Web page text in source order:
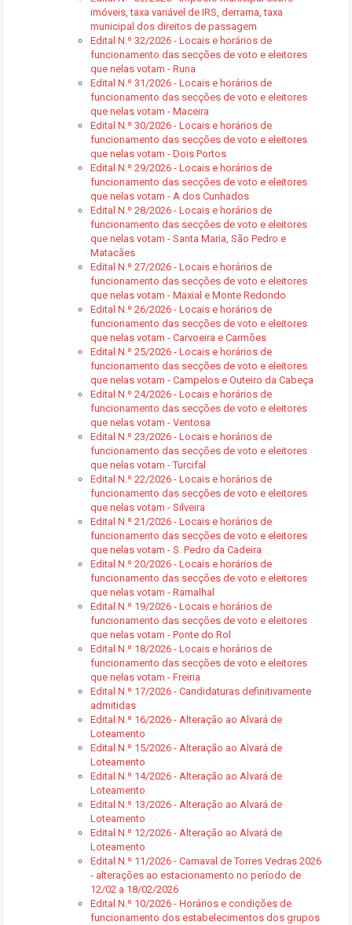
imóveis, taxa variável de IRS, derrama, taxa
municipal dos direitos de passagem
Edital N.º 32/2026 - Locais e horários de
funcionamento das secções de voto e eleitores
que nelas votam - Runa
Edital N.º 31/2026 - Locais e horários de
funcionamento das secções de voto e eleitores
que nelas votam - Maceira
Edital N.º 30/2026 - Locais e horários de
funcionamento das secções de voto e eleitores
que nelas votam - Dois Portos
Edital N.º 29/2026 - Locais e horários de
funcionamento das secções de voto e eleitores
que nelas votam - A dos Cunhados
Edital N.º 28/2026 - Locais e horários de
funcionamento das secções de voto e eleitores
que nelas votam - Santa Maria, São Pedro e
Matacães
Edital N.º 27/2026 - Locais e horários de
funcionamento das secções de voto e eleitores
que nelas votam - Maxial e Monte Redondo
Edital N.º 26/2026 - Locais e horários de
funcionamento das secções de voto e eleitores
que nelas votam - Carvoeira e Carmões
Edital N.º 25/2026 - Locais e horários de
funcionamento das secções de voto e eleitores
que nelas votam - Campelos e Outeiro da Cabeça
Edital N.º 24/2026 - Locais e horários de
funcionamento das secções de voto e eleitores
que nelas votam - Ventosa
Edital N.º 23/2026 - Locais e horários de
funcionamento das secções de voto e eleitores
que nelas votam - Turcifal
Edital N.º 22/2026 - Locais e horários de
funcionamento das secções de voto e eleitores
que nelas votam - Silveira
Edital N.º 21/2026 - Locais e horários de
funcionamento das secções de voto e eleitores
que nelas votam - S. Pedro da Cadeira
Edital N.º 20/2026 - Locais e horários de
funcionamento das secções de voto e eleitores
que nelas votam - Ramalhal
Edital N.º 19/2026 - Locais e horários de
funcionamento das secções de voto e eleitores
que nelas votam - Ponte do Rol
Edital N.º 18/2026 - Locais e horários de
funcionamento das secções de voto e eleitores
que nelas votam - Freiria
Edital N.º 17/2026 - Candidaturas definitivamente
admitidas
Edital N.º 16/2026 - Alteração ao Alvará de
Loteamento
Edital N.º 15/2026 - Alteração ao Alvará de
Loteamento
Edital N.º 14/2026 - Alteração ao Alvará de
Loteamento
Edital N.º 13/2026 - Alteração ao Alvará de
Loteamento
Edital N.º 12/2026 - Alteração ao Alvará de
Loteamento
Edital N.º 11/2026 - Carnaval de Torres Vedras 2026
- alterações ao estacionamento no período de
12/02 a 18/02/2026
Edital N.º 10/2026 - Horários e condições de
funcionamento dos estabelecimentos dos grupos